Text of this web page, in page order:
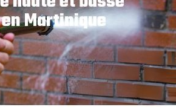
Martinique